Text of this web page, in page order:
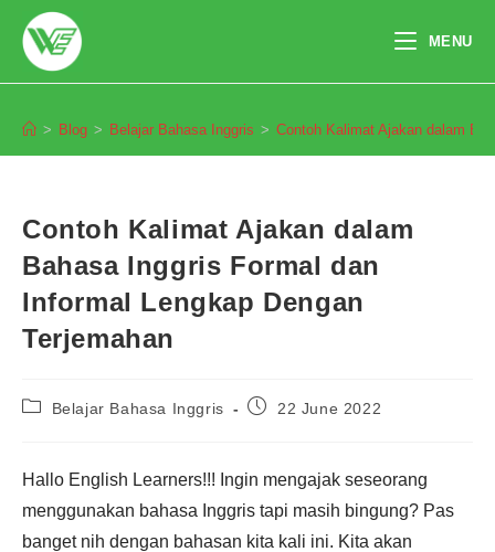
content
MENU
> Blog > Belajar Bahasa Inggris > Contoh Kalimat Ajakan dalam
Contoh Kalimat Ajakan dalam
Bahasa Inggris Formal dan
Informal Lengkap Dengan
Terjemahan
PostBelajar Bahasa Inggris
Post22 June 2022
Hallo English Learners!!! Ingin mengajak seseorang
menggunakan bahasa Inggris tapi masih bingung? Pas
banget nih dengan bahasan kita kali ini. Kita akan
Pendaftaran